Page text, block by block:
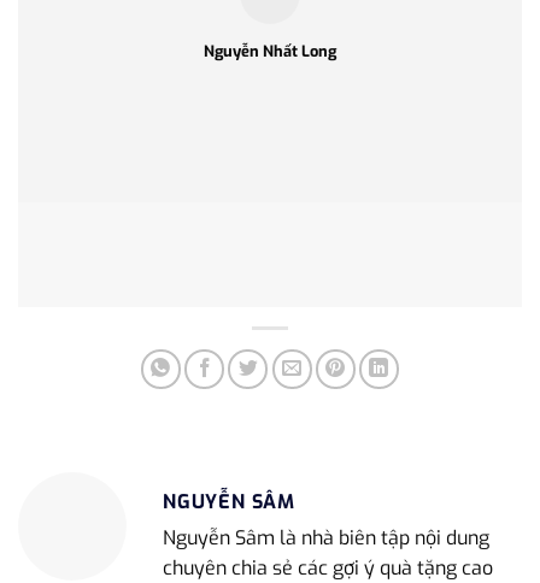
Nguyễn Nhất Long
NGUYỄN SÂM
Nguyễn Sâm là nhà biên tập nội dung
chuyên chia sẻ các gợi ý quà tặng cao